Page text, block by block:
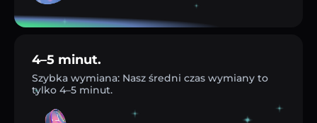
4–5 minut.
Szybka wymiana: Nasz średni czas wymiany to
tylko 4–5 minut.